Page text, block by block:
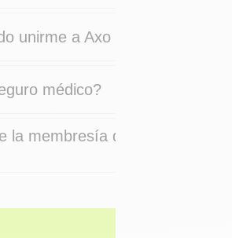
unirme a Axo Longevity?
médico?
la membresía de Axo